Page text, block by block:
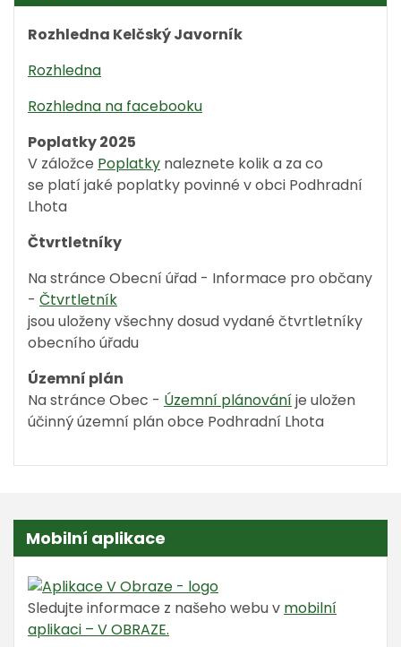
Rozhledna Kelčský Javorník
Rozhledna
Rozhledna na facebooku
Poplatky 2025
V záložce Poplatky naleznete kolik a za co
se platí jaké poplatky povinné v obci Podhradní
Lhota
Čtvrtletníky
Na stránce Obecní úřad - Informace pro občany
- Čtvrtletník
jsou uloženy všechny dosud vydané čtvrtletníky
obecního úřadu
Územní plán
Na stránce Obec - Územní plánováníje uložen
účinný územní plán obce Podhradní Lhota
Mobilní aplikace
Sledujte informace z našeho webu v mobilní
aplikaci – V OBRAZE.